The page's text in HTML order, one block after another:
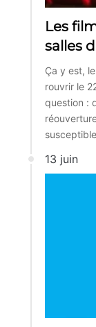
Les
salles
Ça y est,
rouvrir le
question :
13 juin